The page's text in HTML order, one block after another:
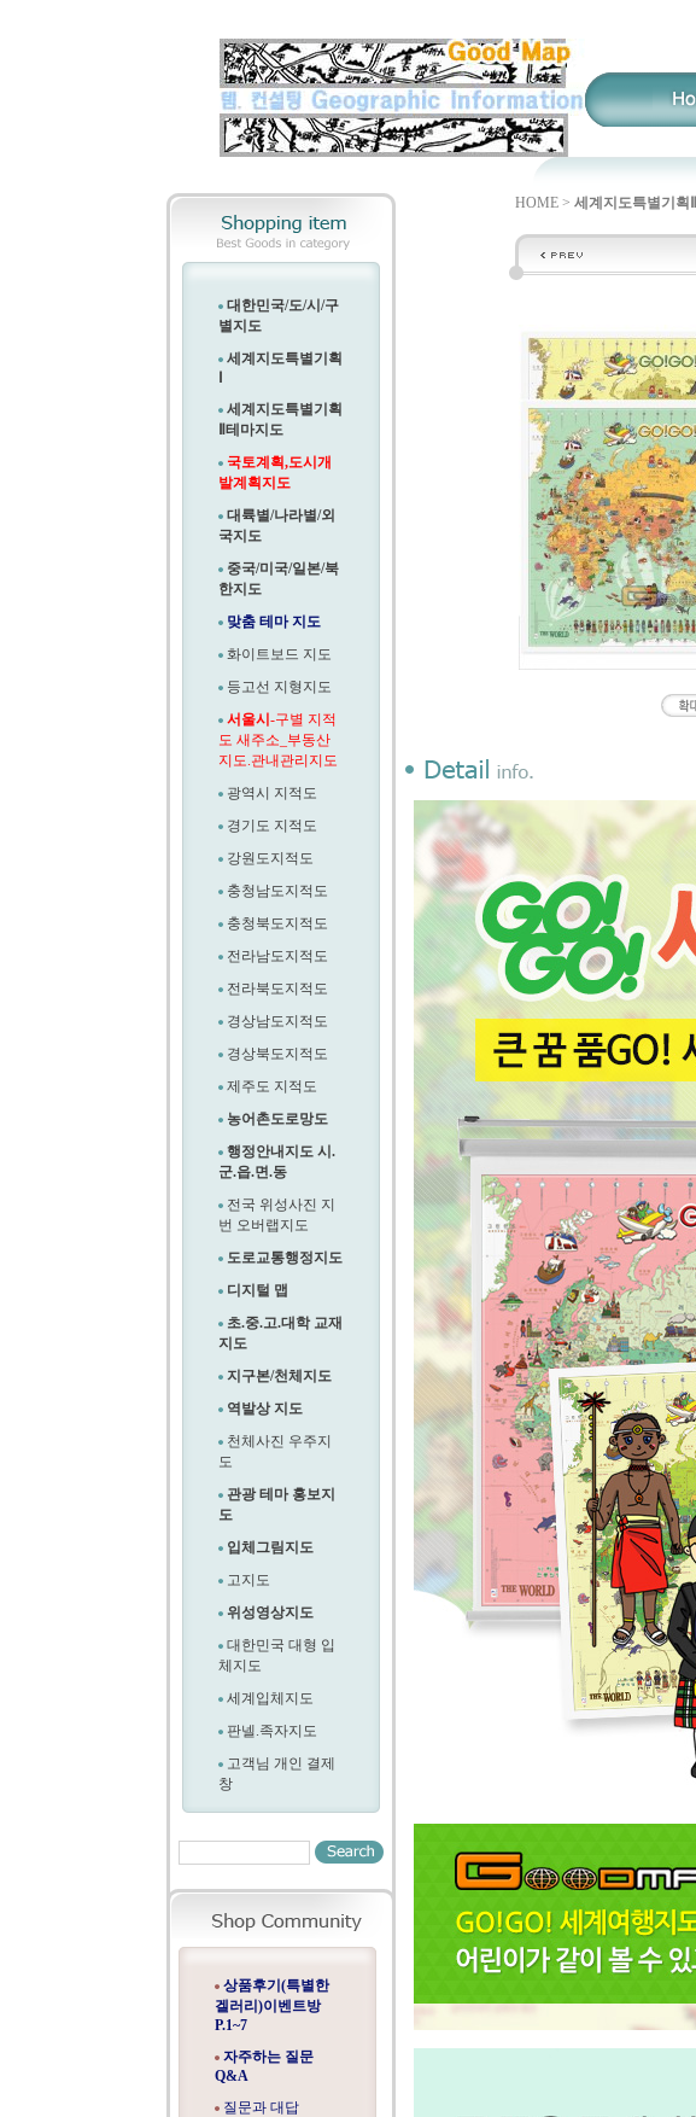
대한민국/도/시/구
별지도
세계지도특별기획
세계지도특별기획
테마지도
국토계획,도시개
발계획지도
대륙별/나라별/외
국지도
중국/미국/일본/북
한지도
맞춤 테마 지도
화이트보드 지도
등고선 지형지도
서울시 -구별 지적
도 새주소_부동산
지도.관내관리지도
광역시 지적도
경기도 지적도
강원도지적도
충청남도지적도
충청북도지적도
전라남도지적도
전라북도지적도
경상남도지적도
경상북도지적도
제주도 지적도
농어촌도로망도
행정안내지도 시.
군.읍.면.동
전국 위성사진 지
번 오버랩지도
도로교통행정지도
디지털 맵
초.중.고.대학 교재
지도
지구본/천체지도
역발상 지도
천체사진 우주지
도
관광 테마 홍보지
도
입체그림지도
고지도
위성영상지도
대한민국 대형 입
체지도
세계입체지도
판넬.족자지도
고객님 개인 결제
창
상품후기(특별한
겔러리)이벤트방
P.1~7
자주하는 질문
Q&A
질문과 대답
HOME > 세계지도특별기획Ⅱ